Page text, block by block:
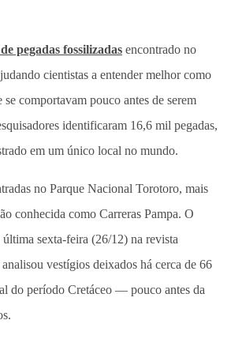
pegadas fossilizadas encontrado no
cientistas a entender melhor como
comportavam pouco antes de serem
identificaram 16,6 mil pegadas,
em um único local no mundo.
no Parque Nacional Torotoro, mais
conhecida como Carreras Pampa. O
sexta-feira (26/12) na revista
analisou vestígios deixados há cerca de 66
do período Cretáceo — pouco antes da